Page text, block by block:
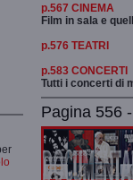
p.567 CINEMA
Film in sala e
p.576 TEATRI
p.583 CONCERTI
Tutti i concerti di
Pagina 556